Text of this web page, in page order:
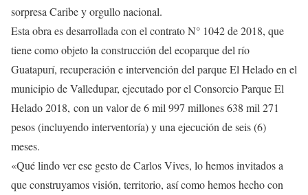
sorpresa Caribe y orgullo nacional.
Esta obra es desarrollada con el contrato N° 1042 de 2018, que
tiene como objeto la construcción del ecoparque del río
Guatapurí, recuperación e intervención del parque El Helado en el
municipio de Valledupar, ejecutado por el Consorcio Parque El
Helado 2018, con un valor de 6 mil 997 millones 638 mil 271
pesos (incluyendo interventoría) y una ejecución de seis (6)
meses.
«Qué lindo ver ese gesto de Carlos Vives, lo hemos invitados a
que construyamos visión, territorio, así como hemos hecho con